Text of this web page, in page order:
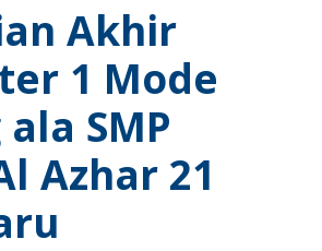
Akhir
1 Mode
SMP
Azhar 21